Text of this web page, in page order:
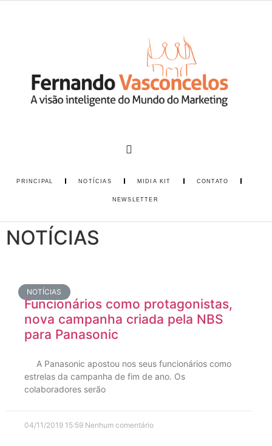
PRINCIPAL NOTÍCIAS MIDIA KIT CONTATO
NEWSLETTER
NOTÍCIAS
NOTÍCIAS
Funcionários como protagonistas,
nova campanha criada pela NBS
para Panasonic
A Panasonic apostou nos seus funcionários como
estrelas da campanha de fim de ano. Os
colaboradores serão
04/11/2019 15:59 Nenhum comentário